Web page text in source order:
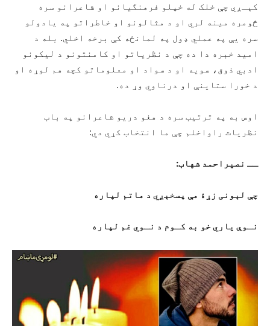
کېـږي چې خلک له خپلو فرهنگیانو او شاعرانو سره
څومره مینه لري او د مثالونو او خاطراتو په یادولو
سره یې په عملي ډول په لمانځه کې برخه اخلي. بله د
امید خبره دا ده چې د نظریاتو او کامنتونو د لیکونو
ادبي ذوق، سویه او د سواد او معلوماتو کچه هم لوړه او
د خورا ستاینې او درناوي وړ ده.
اوس به په ترتیب سره د هغو دریو شاعرانو په باب
نظریات راواخلم چې ما انتخاب کړي دي:
ــ نصیراحمد شهاب:
چې لېونی زړۀ مې پسخېږي د ماتم لپاره
نـوې یاري خو به کـوم د نـوي غم لپاره